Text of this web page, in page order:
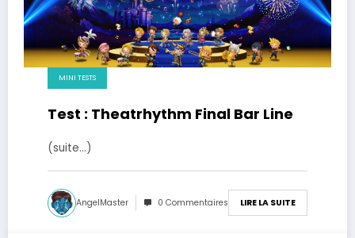
MINI TESTS
Test : Theatrhythm Final Bar Line
(suite…)
AngelMaster 0 Commentaires LIRE LA SUITE